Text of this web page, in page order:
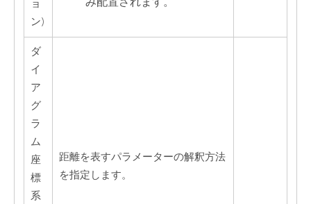
ョ
ン)
ダ
イ
ア
グ
ラ
ム
座
標
系
距離を表すパラメーターの解釈方法
を指定します。